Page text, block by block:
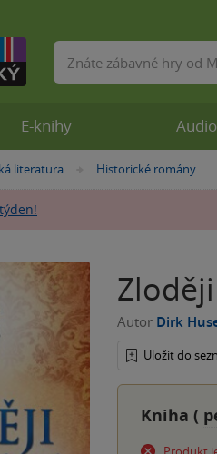
literatura »Historické romány
Autor Dirk
Uložit do
Kniha (
E-knihy
Vyhledávání